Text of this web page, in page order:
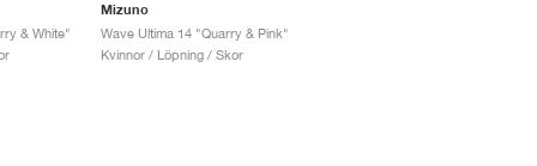
& White"
Mizuno
Wave Ultima 14 "Quarry & Pink"
Kvinnor / Löpning / Skor